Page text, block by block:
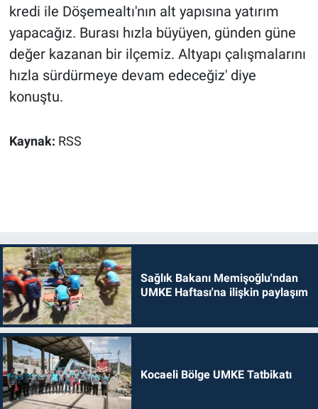
kredi ile Döşemealtı'nın alt yapısına yatırım
yapacağız. Burası hızla büyüyen, günden güne
değer kazanan bir ilçemiz. Altyapı çalışmalarını
hızla sürdürmeye devam edeceğiz' diye
konuştu.
Kaynak: RSS
Sağlık Bakanı Memişoğlu'ndan
UMKE Haftası'na ilişkin paylaşım
Kocaeli Bölge UMKE Tatbikatı